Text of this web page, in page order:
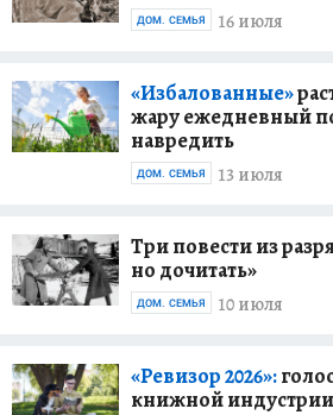
16 июля
ДОМ. СЕМЬЯ
«Избалованные»
жару ежедневный
навредить
13 июля
ДОМ. СЕМЬЯ
Три повести из
но дочитать»
10 июля
ДОМ. СЕМЬЯ
«Ревизор 2026»:
книжной